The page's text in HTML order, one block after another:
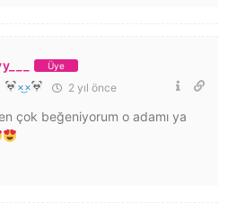
Üye
×͜× 2 yıl önce
çok beğeniyorum o adamı ya